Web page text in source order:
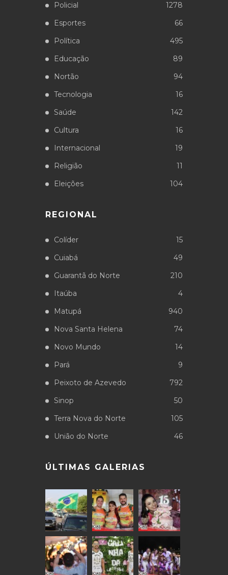
Policial
1278
Esportes
66
Política
495
Educação
89
Nortão
94
Tecnologia
16
Saúde
142
Cultura
16
Internacional
19
Religião
11
Eleições
104
REGIONAL
Colíder
15
Cuiabá
49
Guarantã do Norte
210
Itaúba
4
Matupá
940
Nova Santa Helena
74
Novo Mundo
14
Pará
9
Peixoto de Azevedo
792
Sinop
50
Terra Nova do Norte
105
União do Norte
46
ÚLTIMAS GALERIAS